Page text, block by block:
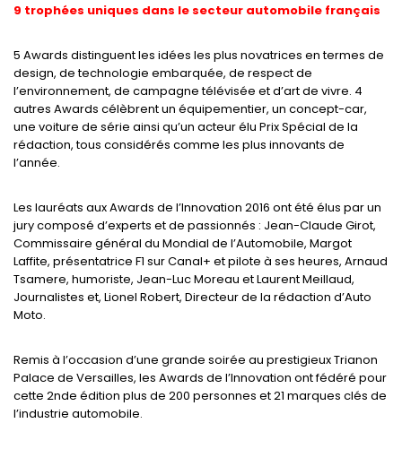
9 trophées uniques dans le secteur automobile français
5 Awards distinguent les idées les plus novatrices en termes de
design, de technologie embarquée, de respect de
l’environnement, de campagne télévisée et d’art de vivre. 4
autres Awards célèbrent un équipementier, un concept-car,
une voiture de série ainsi qu’un acteur élu Prix Spécial de la
rédaction, tous considérés comme les plus innovants de
l’année.
Les lauréats aux Awards de l’Innovation 2016 ont été élus par un
jury composé d’experts et de passionnés : Jean-Claude Girot,
Commissaire général du Mondial de l’Automobile, Margot
Laffite, présentatrice F1 sur Canal+ et pilote à ses heures, Arnaud
Tsamere, humoriste, Jean-Luc Moreau et Laurent Meillaud,
Journalistes et, Lionel Robert, Directeur de la rédaction d’Auto
Moto.
Remis à l’occasion d’une grande soirée au prestigieux Trianon
Palace de Versailles, les Awards de l’Innovation ont fédéré pour
cette 2nde édition plus de 200 personnes et 21 marques clés de
l’industrie automobile.